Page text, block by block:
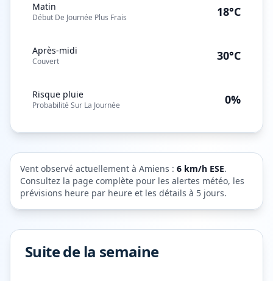
Matin
Début De Journée Plus Frais 18°C
Après-midi
Couvert 30°C
Risque pluie
Probabilité Sur La Journée 0%
Vent observé actuellement à Amiens : 6 km/h ESE.
Consultez la page complète pour les alertes météo, les
prévisions heure par heure et les détails à 5 jours.
Suite de la semaine